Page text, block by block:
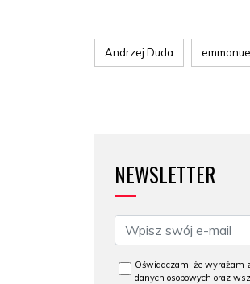
Andrzej Duda
NEWSLETTER
Oświadczam, że wyrażam
danych osobowych oraz